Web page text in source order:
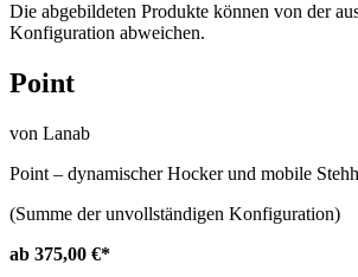
Die abgebildeten Produkte können von der
Konfiguration abweichen.
Point
von Lanab
Point – dynamischer Hocker und mobile
(Summe der unvollständigen Konfiguration)
ab 375,00 €*